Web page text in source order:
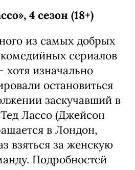
4 сезон (18+)
из самых добрых
сериалов
хотя изначально
остановиться
заскучавший в
Лассо (Джейсон
в Лондон,
взяться за женскую
Подробностей